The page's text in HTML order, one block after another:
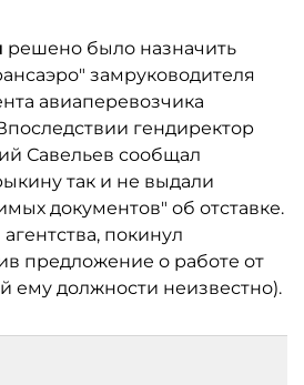
решено было назначить
замруководителя
авиаперевозчика
гендиректор
Савельев сообщал
так и не выдали
документов" об отставке.
покинул
предложение о работе от
ему должности неизвестно).